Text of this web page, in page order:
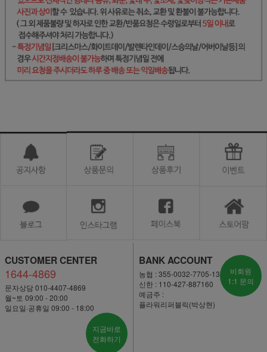
CUSTOMER CENTER
1644-4869
문자상담 010-4407-4869
월~토 09:00 - 20:00
일요일·공휴일 09:00 - 18:00
지금바로
전화하기
BANK ACCOUNT
농협 : 355-0032-7705-13
신한 : 110-427-887160
예금주 :
플라워리퍼블릭(박상현)
비회원
1:1 문의